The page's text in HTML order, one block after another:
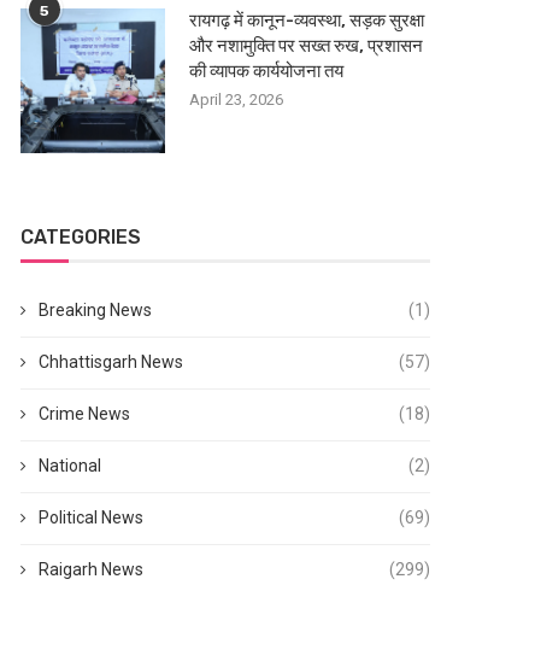
5
रायगढ़ में कानून-व्यवस्था, सड़क सुरक्षा
और नशामुक्ति पर सख्त रुख, प्रशासन
की व्यापक कार्ययोजना तय
April 23, 2026
CATEGORIES
Breaking News (1)
Chhattisgarh News (57)
Crime News (18)
National (2)
Political News (69)
Raigarh News (299)